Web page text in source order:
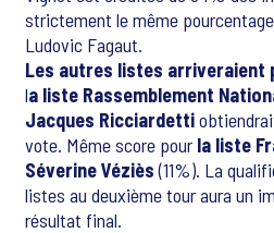
strictement le même
Ludovic Fagaut.
Les autres listes arriveraient
la liste Rassemblement
Jacques Ricciardetti
vote. Même score pour la liste
Séverine Véziès(11%). La
listes au deuxième tour aura un
résultat final.